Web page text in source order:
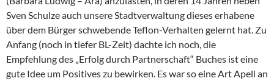
Sven Schulze auch unsere Stadtverwaltung dieses erhabene
über dem Bürger schwebende Teflon-Verhalten gelernt hat. Zu
Anfang (noch in tiefer BL-Zeit) dachte ich noch, die
Empfehlung des „Erfolg durch Partnerschaft“ Buches ist eine
gute Idee um Positives zu bewirken. Es war so eine Art Apell an